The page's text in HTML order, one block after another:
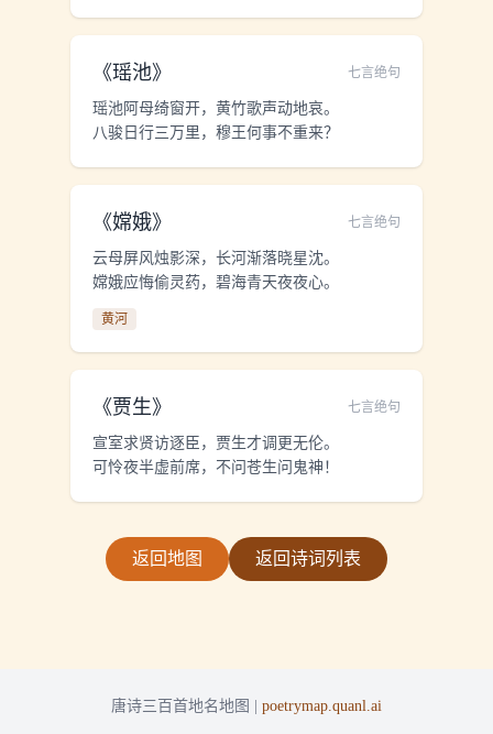
《瑶池》 七言绝句
瑶池阿母绮窗开，黄竹歌声动地哀。
八骏日行三万里，穆王何事不重来？
《嫦娥》 七言绝句
云母屏风烛影深，长河渐落晓星沈。
嫦娥应悔偷灵药，碧海青天夜夜心。
黄河
《贾生》 七言绝句
宣室求贤访逐臣，贾生才调更无伦。
可怜夜半虚前席，不问苍生问鬼神！
返回地图 返回诗词列表
唐诗三百首地名地图 | poetrymap.quanl.ai